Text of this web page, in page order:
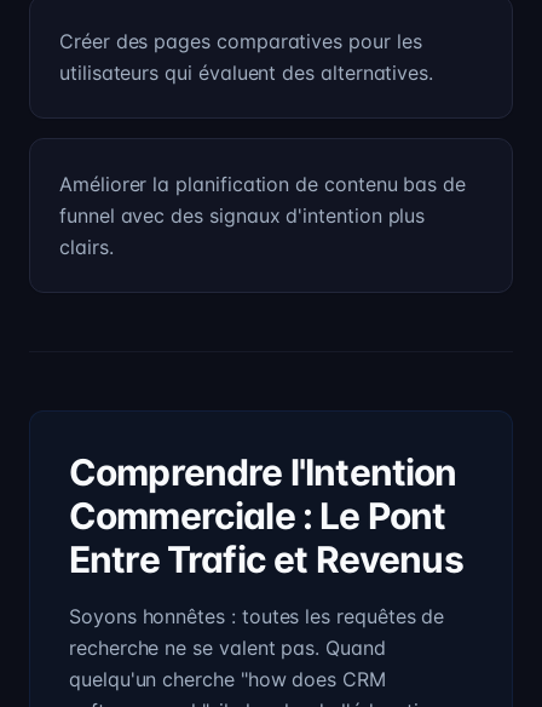
Créer des pages comparatives pour les
utilisateurs qui évaluent des alternatives.
Améliorer la planification de contenu bas de
funnel avec des signaux d'intention plus
clairs.
Comprendre l'Intention
Commerciale : Le Pont
Entre Trafic et Revenus
Soyons honnêtes : toutes les requêtes de
recherche ne se valent pas. Quand
quelqu'un cherche "how does CRM